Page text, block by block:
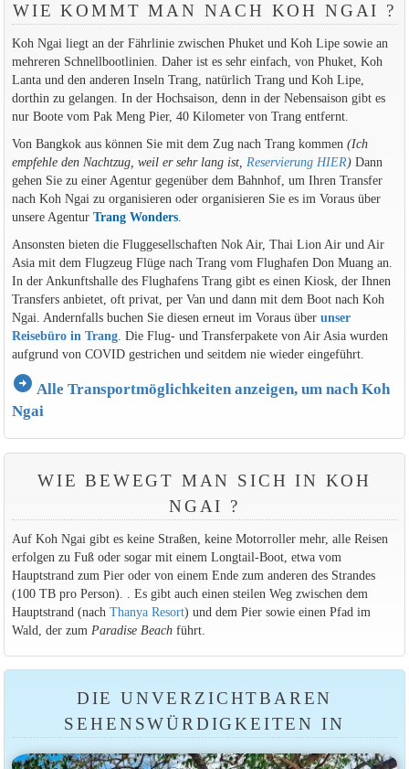
WIE KOMMT MAN NACH KOH NGAI ?
Koh Ngai liegt an der Fährlinie zwischen Phuket und Koh Lipe sowie an
mehreren Schnellbootlinien. Daher ist es sehr einfach, von Phuket, Koh
Lanta und den anderen Inseln Trang, natürlich Trang und Koh Lipe,
dorthin zu gelangen. In der Hochsaison, denn in der Nebensaison gibt es
nur Boote vom Pak Meng Pier, 40 Kilometer von Trang entfernt.
Von Bangkok aus können Sie mit dem Zug nach Trang kommen (Ich
empfehle den Nachtzug, weil er sehr lang ist, Reservierung HIER)Dann
gehen Sie zu einer Agentur gegenüber dem Bahnhof, um Ihren Transfer
nach Koh Ngai zu organisieren oder organisieren Sie es im Voraus über
unsere Agentur Trang Wonders.
Ansonsten bieten die Fluggesellschaften Nok Air, Thai Lion Air und Air
Asia mit dem Flugzeug Flüge nach Trang vom Flughafen Don Muang an.
In der Ankunftshalle des Flughafens Trang gibt es einen Kiosk, der Ihnen
Transfers anbietet, oft privat, per Van und dann mit dem Boot nach Koh
Ngai. Andernfalls buchen Sie diesen erneut im Voraus über unser
Reisebüro in Trang. Die Flug- und Transferpakete von Air Asia wurden
aufgrund von COVID gestrichen und seitdem nie wieder eingeführt.
arrow_circle_right Alle Transportmöglichkeiten anzeigen, um nach Koh
Ngai
WIE BEWEGT MAN SICH IN KOH
NGAI ?
Auf Koh Ngai gibt es keine Straßen, keine Motorroller mehr, alle Reisen
erfolgen zu Fuß oder sogar mit einem Longtail-Boot, etwa vom
Hauptstrand zum Pier oder von einem Ende zum anderen des Strandes
(100 TB pro Person). . Es gibt auch einen steilen Weg zwischen dem
Hauptstrand (nach Thanya Resort) und dem Pier sowie einen Pfad im
Wald, der zum Paradise Beachführt.
DIE UNVERZICHTBAREN
SEHENSWÜRDIGKEITEN IN